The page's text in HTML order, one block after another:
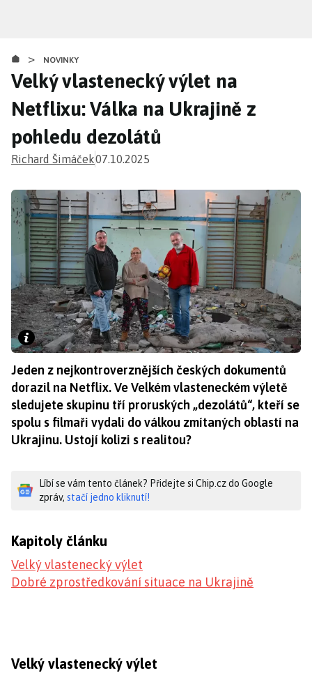
obsahu
> NOVINKY
Velký vlastenecký výlet na
Netflixu: Válka na Ukrajině z
pohledu dezolátů
Richard Šimáček07.10.2025
Jeden z nejkontroverznějších českých dokumentů
dorazil na Netflix. Ve Velkém vlasteneckém výletě
sledujete skupinu tří proruských „dezolátů“, kteří se
spolu s filmaři vydali do válkou zmítaných oblastí na
Ukrajinu. Ustojí kolizi s realitou?
Líbí se vám tento článek? Přidejte si Chip.cz do Google
zpráv, stačí jedno kliknutí!
Kapitoly článku
Velký vlastenecký výlet
Dobré zprostředkování situace na Ukrajině
Velký vlastenecký výlet